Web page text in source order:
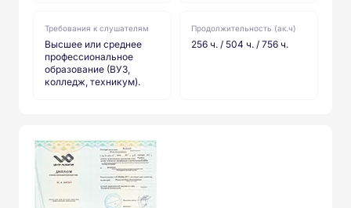
Требования к слушателям
Высшее или среднее
профессиональное
образование (ВУЗ,
колледж, техникум).
Продолжительность (ак.ч)
256 ч. / 504 ч. / 756 ч.